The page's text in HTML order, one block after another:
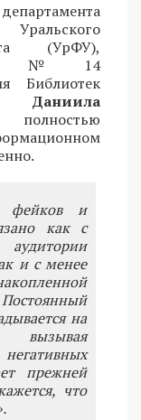
(УрФУ),
№14
Библиотек
Даниила
фейков и
как с
и с менее
на
вызывая
прежней
что